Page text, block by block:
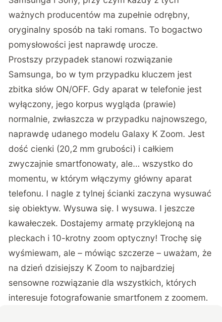
ważnych producentów ma zupełnie odrębny,
oryginalny sposób na taki romans. To bogactwo
pomysłowości jest naprawdę urocze.
Prostszy przypadek stanowi rozwiązanie
Samsunga, bo w tym przypadku kluczem jest
zbitka słów ON/OFF. Gdy aparat w telefonie jest
wyłączony, jego korpus wygląda (prawie)
normalnie, zwłaszcza w przypadku najnowszego,
naprawdę udanego modelu Galaxy K Zoom. Jest
dość cienki (20,2 mm grubości) i całkiem
zwyczajnie smartfonowaty, ale… wszystko do
momentu, w którym włączymy główny aparat
telefonu. I nagle z tylnej ścianki zaczyna wysuwać
się obiektyw. Wysuwa się. I wysuwa. I jeszcze
kawałeczek. Dostajemy armatę przyklejoną na
pleckach i 10-krotny zoom optyczny! Trochę się
wyśmiewam, ale – mówiąc szczerze – uważam, że
na dzień dzisiejszy K Zoom to najbardziej
sensowne rozwiązanie dla wszystkich, których
interesuje fotografowanie smartfonem z zoomem.